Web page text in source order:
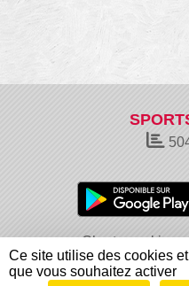
Charte cookies
Informations légales
Ce site utilise des cookies
que vous souhaitez activer